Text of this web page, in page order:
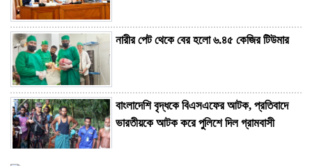
নারীর পেট থেকে বের হলো ৬.৪৫ কেজির টিউমার
বাংলাদেশি বৃদ্ধকে বিএসএফের আটক, প্রতিবাদে
ভারতীয়কে আটক করে পুলিশে দিল গ্রামবাসী